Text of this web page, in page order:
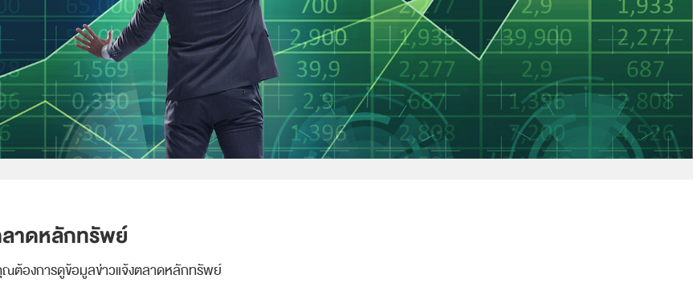
าดหลักทรัพย์
ณต้องการดูข้อมูลข่าวแจ้งตลาดหลักทรัพย์